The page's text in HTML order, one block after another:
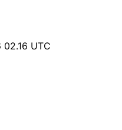
UTC